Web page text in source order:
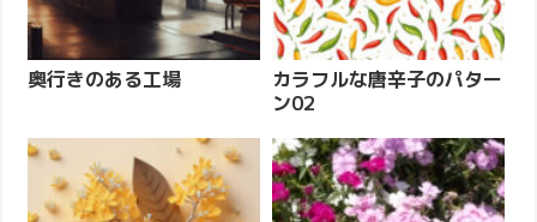
奥行きのある工場
カラフルな唐辛子のパター
ン02